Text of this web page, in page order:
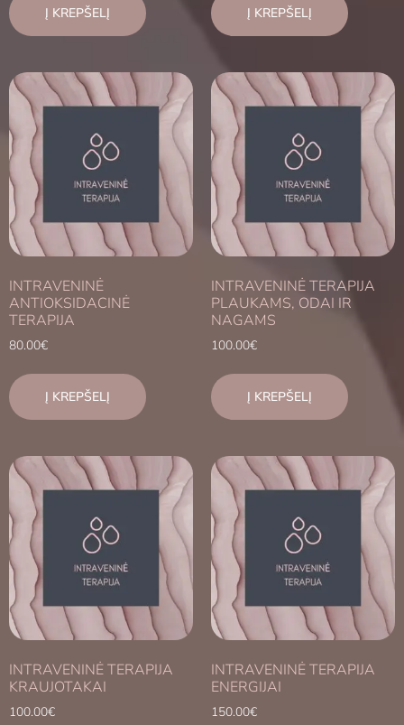
Į KREPŠELĮ Į KREPŠELĮ
INTRAVENINĖ
ANTIOKSIDACINĖ
TERAPIJA
80.00€
Į KREPŠELĮ
INTRAVENINĖ TERAPIJA
PLAUKAMS, ODAI IR
NAGAMS
100.00€
Į KREPŠELĮ
INTRAVENINĖ TERAPIJA
KRAUJOTAKAI
100.00€
INTRAVENINĖ TERAPIJA
ENERGIJAI
150.00€